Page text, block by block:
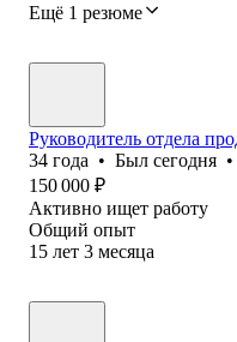
Ещё 1 резюме
Руководитель отдела
34 года • Был сегодня •
150 000 ₽
Активно ищет работу
Общий опыт
15 лет 3 месяца